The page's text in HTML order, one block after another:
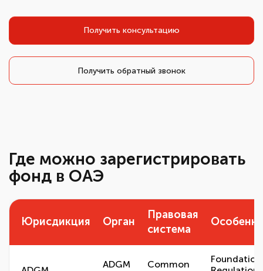
Получить консультацию
Получить обратный звонок
Где можно зарегистрировать
фонд в ОАЭ
Юрисдикция Орган
Правовая
система
ADGM
Common